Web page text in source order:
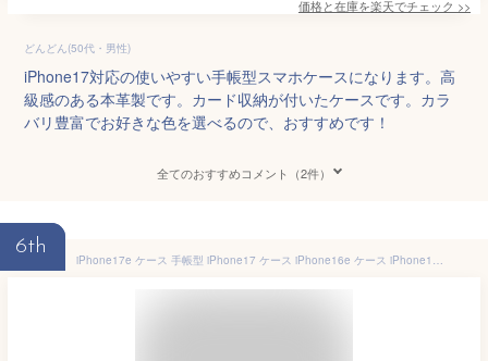
価格と在庫を楽天でチェック >>
どんどん(50代・男性)
iPhone17対応の使いやすい手帳型スマホケースになります。高
級感のある本革製です。カード収納が付いたケースです。カラ
バリ豊富でお好きな色を選べるので、おすすめです！
全てのおすすめコメント（2件）
6th
iPhone17e ケース 手帳型 iPhone17 ケース iPhone16e ケース iPhone16 ケース iPhone15 iPhone14 iPhone13 iPhone12 iPhone11 iPhoneSE 第3世代 アイフォン 手帳 レザーケース カバー シズカウィル